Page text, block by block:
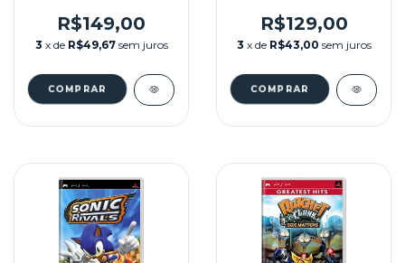
SEMINOVO - PSP
R$149,00
3 x de R$49,67 sem juros
R$129,00
3 x de R$43,00 sem juros